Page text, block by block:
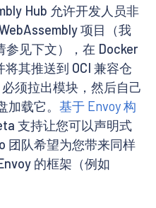
Hub 允许开发人员非
项目（我
参见下文），在 Docker
其推送到 OCI 兼容仓
须拉出模块，然后自己
载它。 基于 Envoy 构
支持让您可以声明式
团队希望为您带来同样
的框架（例如